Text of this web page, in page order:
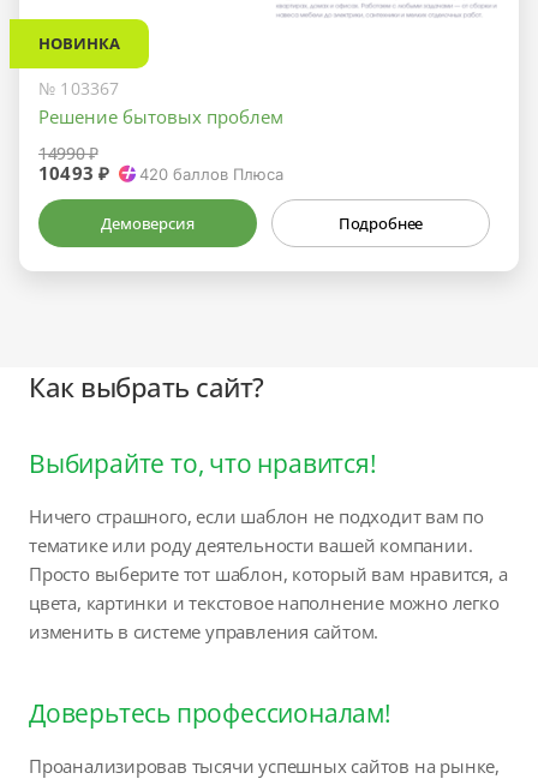
НОВИНКА
№ 103367
Решение бытовых проблем
14990 ₽
10493 ₽ 420 баллов Плюса
Демоверсия Подробнее
Как выбрать сайт?
Выбирайте то, что нравится!
Ничего страшного, если шаблон не подходит вам по
тематике или роду деятельности вашей компании.
Просто выберите тот шаблон, который вам нравится, а
цвета, картинки и текстовое наполнение можно легко
изменить в системе управления сайтом.
Доверьтесь профессионалам!
Проанализировав тысячи успешных сайтов на рынке,